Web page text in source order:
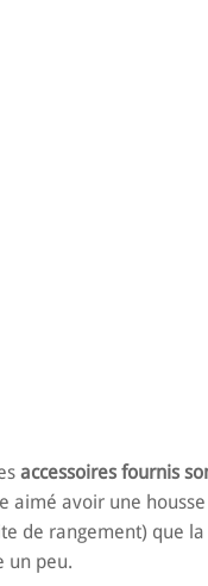
accessoires fournis
aimé avoir une
de rangement) que la
un peu.